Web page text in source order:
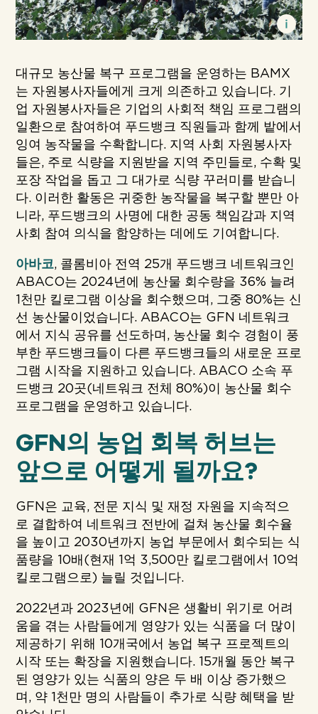
대규모 농산물 복구 프로그램을 운영하는 BAMX
는 자원봉사자들에게 크게 의존하고 있습니다. 기
업 자원봉사자들은 기업의 사회적 책임 프로그램의
일환으로 참여하여 푸드뱅크 직원들과 함께 밭에서
잉여 농작물을 수확합니다. 지역 사회 자원봉사자
들은, 주로 식량을 지원받을 지역 주민들로, 수확 및
포장 작업을 돕고 그 대가로 식량 꾸러미를 받습니
다. 이러한 활동은 귀중한 농작물을 복구할 뿐만 아
니라, 푸드뱅크의 사명에 대한 공동 책임감과 지역
사회 참여 의식을 함양하는 데에도 기여합니다.
아바코, 콜롬비아 전역 25개 푸드뱅크 네트워크인
ABACO는 2024년에 농산물 회수량을 36% 늘려
1천만 킬로그램 이상을 회수했으며, 그중 80%는 신
선 농산물이었습니다. ABACO는 GFN 네트워크
에서 지식 공유를 선도하며, 농산물 회수 경험이 풍
부한 푸드뱅크들이 다른 푸드뱅크들의 새로운 프로
그램 시작을 지원하고 있습니다. ABACO 소속 푸
드뱅크 20곳(네트워크 전체 80%)이 농산물 회수
프로그램을 운영하고 있습니다.
GFN의 농업 회복 허브는
앞으로 어떻게 될까요?
GFN은 교육, 전문 지식 및 재정 자원을 지속적으
로 결합하여 네트워크 전반에 걸쳐 농산물 회수율
을 높이고 2030년까지 농업 부문에서 회수되는 식
품량을 10배(현재 1억 3,500만 킬로그램에서 10억
킬로그램으로) 늘릴 것입니다.
2022년과 2023년에 GFN은 생활비 위기로 어려
움을 겪는 사람들에게 영양가 있는 식품을 더 많이
제공하기 위해 10개국에서 농업 복구 프로젝트의
시작 또는 확장을 지원했습니다. 15개월 동안 복구
된 영양가 있는 식품의 양은 두 배 이상 증가했으
며, 약 1천만 명의 사람들이 추가로 식량 혜택을 받